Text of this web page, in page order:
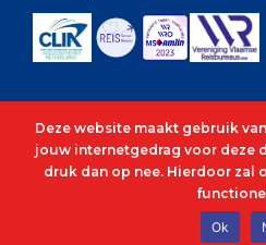
© 2026 - Alle rechten
Deze website maakt gebruik
jouw internetgedrag voor deze
druk dan op nee. Hierdoor zal
Ok